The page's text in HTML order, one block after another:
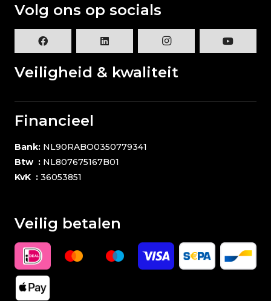
Volg ons op socials
Veiligheid & kwaliteit
Financieel
Bank: NL90RABO0350779341
Btw : NL807675167B01
KvK : 36053851
Veilig betalen